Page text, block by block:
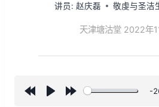
讲员: 赵庆磊 敬虔与圣洁
天津塘沽堂 2022年
-